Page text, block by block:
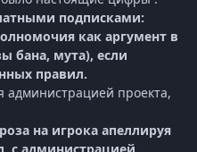
подписками:
как аргумент в
бана, мута), если
правил.
администрацией проекта,
на игрока апеллируя